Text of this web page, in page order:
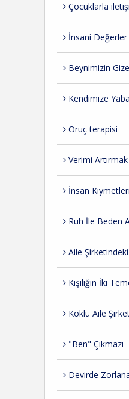
Çocuklarla
İnsani Değerler
Beynimizin
Kendimize
Oruç terapisi
Verimi Artırmak
İnsan Kıymetleri
Ruh İle Beden
Aile
Kişiliğin İki
Köklü Aile
"Ben" Çıkmazı
Devirde